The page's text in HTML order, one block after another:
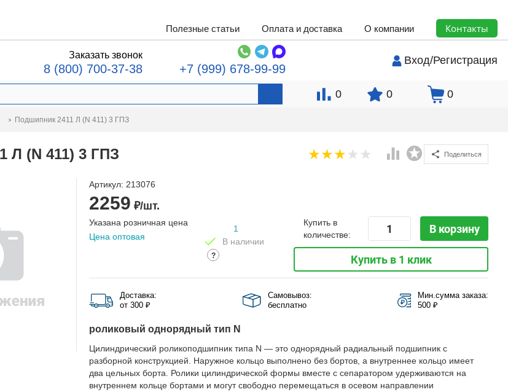
Полезные статьи Оплата и доставка О компании Контакты
Заказать звонок
8 (800) 700-37-38 +7 (999) 678-99-99
Вход/Регистрация
0 0 0
Подшипник 2411 Л (N 411) 3 ГПЗ
Л (N 411) 3 ГПЗ Поделиться
Артикул: 213076
2259 ₽/шт.
Указана розничная цена
Цена оптовая
1
В наличии
?
Купить в
количестве:
В корзину
Купить в 1 клик
Доставка:
от 300 ₽
Самовывоз:
бесплатно
Мин.сумма заказа:
500 ₽
роликовый однорядный тип N
Цилиндрический роликоподшипник типа N — это однорядный радиальный подшипник с
разборной конструкцией. Наружное кольцо выполнено без бортов, а внутреннее кольцо имеет
два цельных борта. Ролики цилиндрической формы вместе с сепаратором удерживаются на
внутреннем кольце бортами и могут свободно перемещаться в осевом направлении